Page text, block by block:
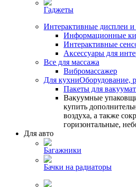
Гаджеты
Интерактивные дисплеи и
Информационные
Интерактивные
Аксессуары для
Все для массажа
Вибромассажер
Для кухниОборудование,
Пакеты для
Вакуумные
купить
воздуха, а также
горизонтальные,
Для авто
Багажники
Бачки на радиаторы